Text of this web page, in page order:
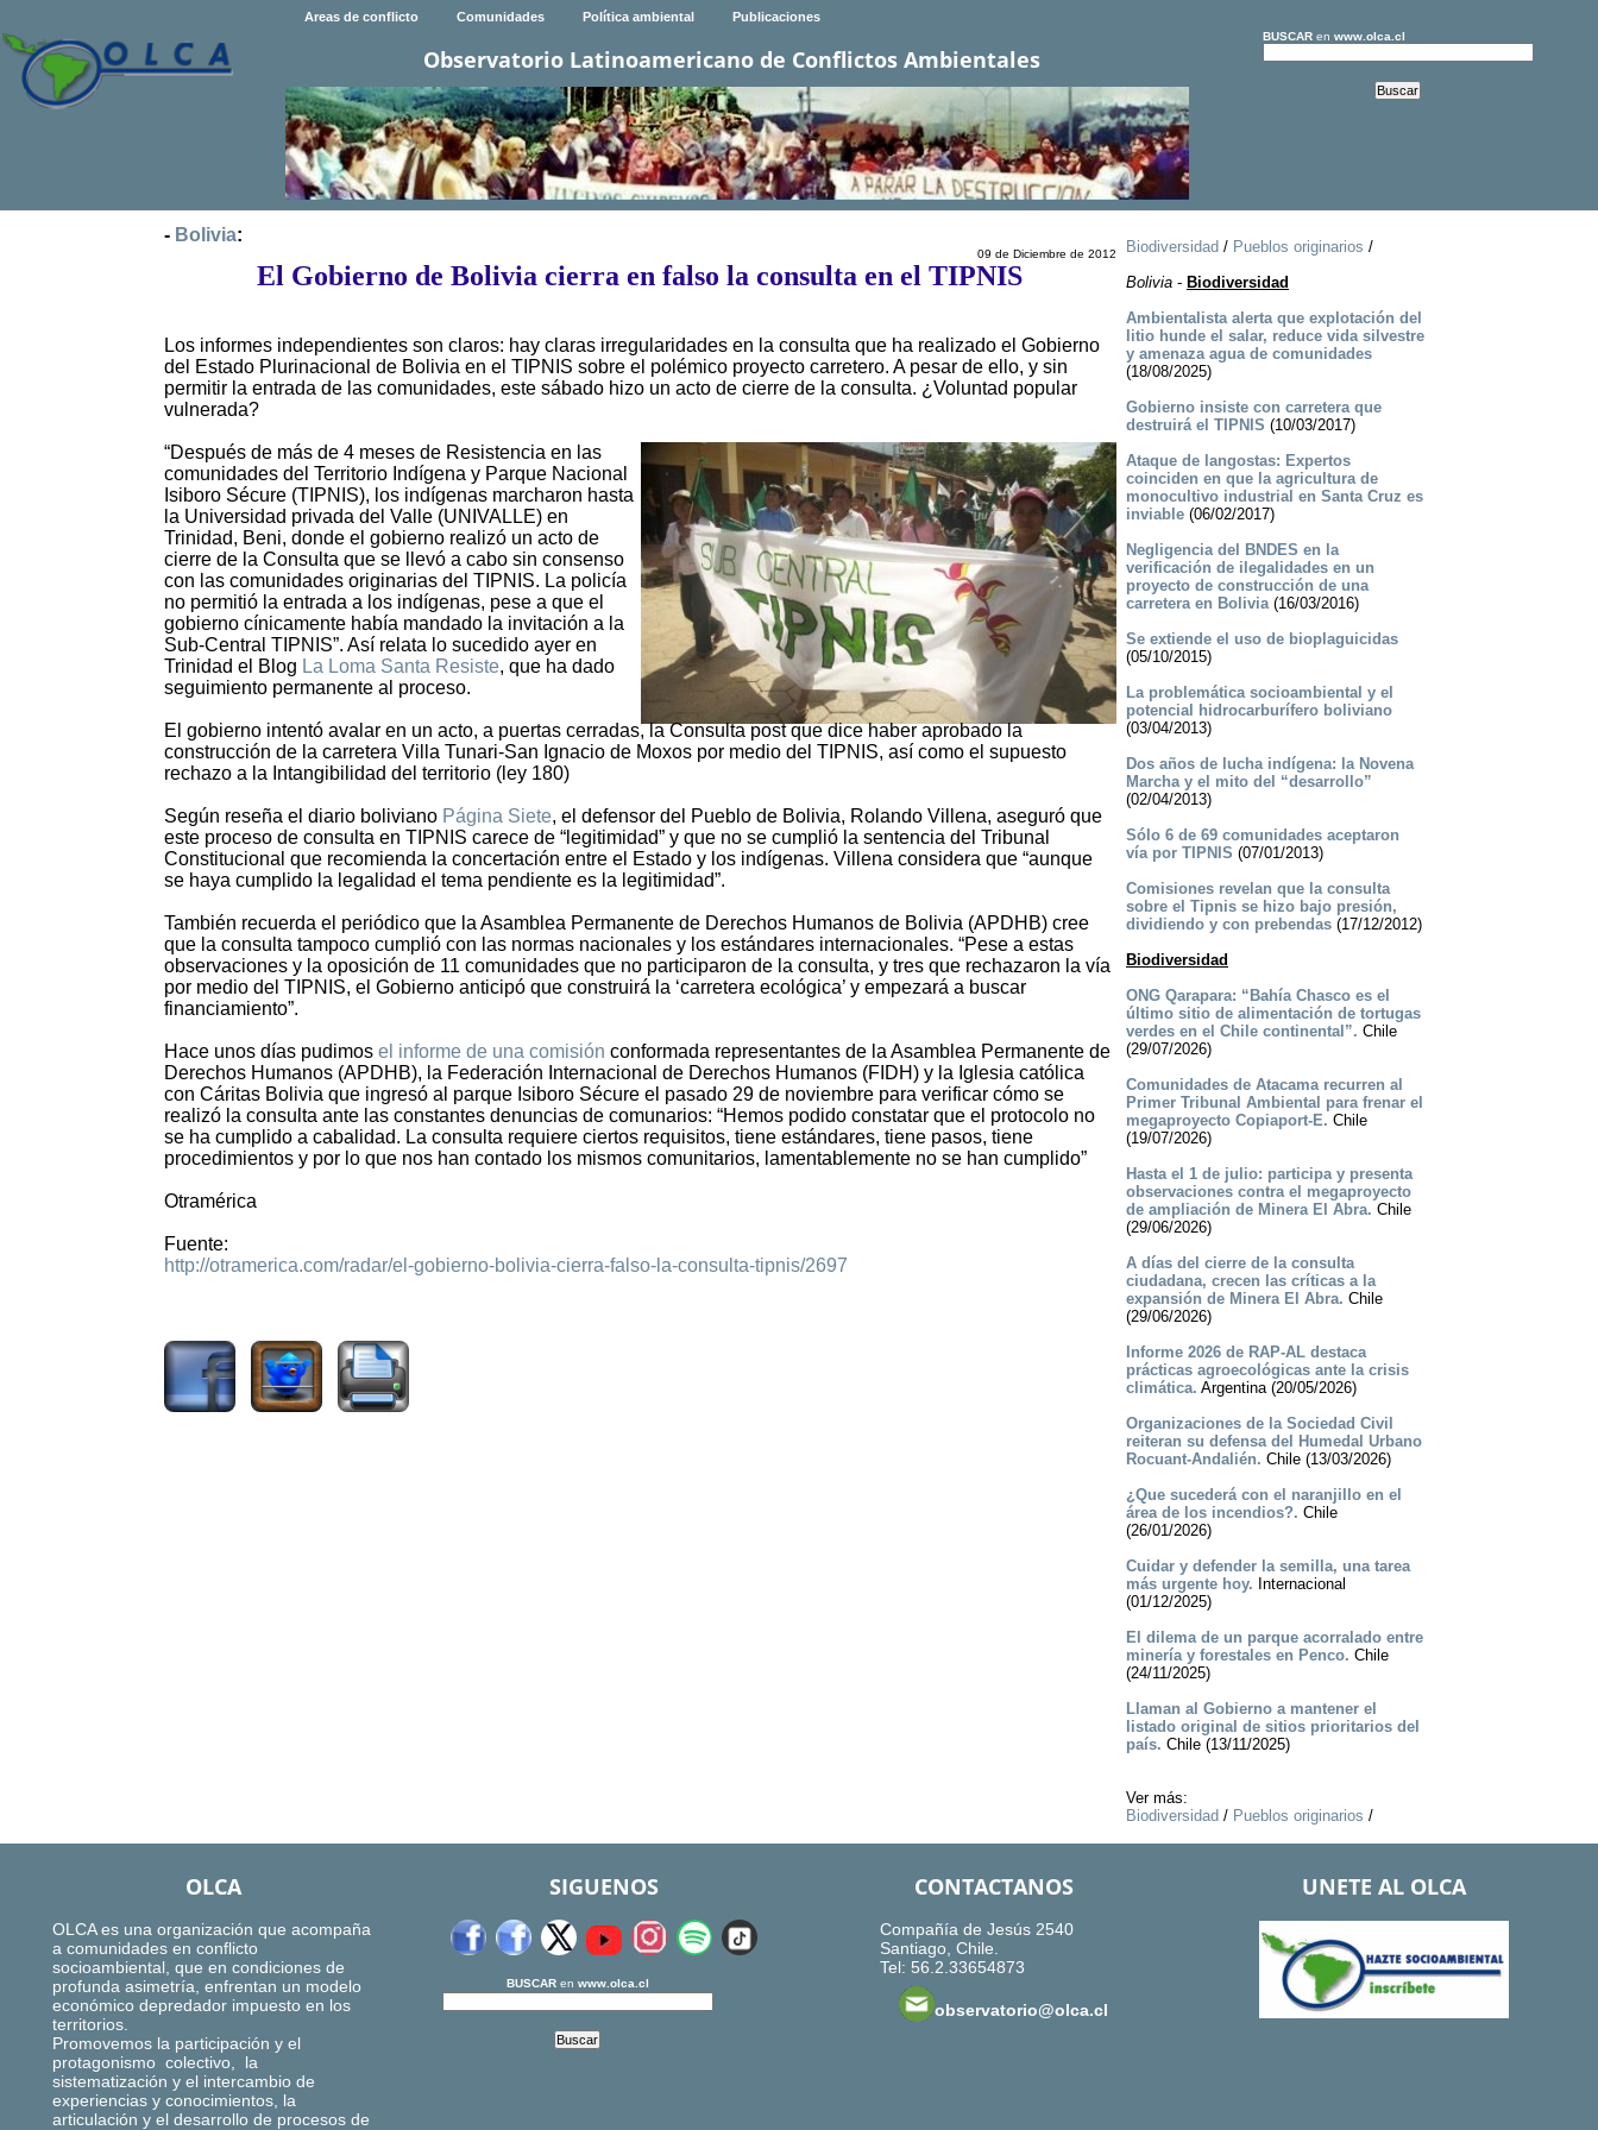
Areas de conflicto Comunidades Política ambiental Publicaciones
Observatorio Latinoamericano de Conflictos Ambientales
BUSCARen www.olca.cl
- Bolivia:
09 de Diciembre de 2012
El Gobierno de Bolivia cierra en falso la consulta en el TIPNIS
Los informes independientes son claros: hay claras irregularidades en la consulta que ha realizado el Gobierno
del Estado Plurinacional de Bolivia en el TIPNIS sobre el polémico proyecto carretero. A pesar de ello, y sin
permitir la entrada de las comunidades, este sábado hizo un acto de cierre de la consulta. ¿Voluntad popular
vulnerada?
“Después de más de 4 meses de Resistencia en las
comunidades del Territorio Indígena y Parque Nacional
Isiboro Sécure (TIPNIS), los indígenas marcharon hasta
la Universidad privada del Valle (UNIVALLE) en
Trinidad, Beni, donde el gobierno realizó un acto de
cierre de la Consulta que se llevó a cabo sin consenso
con las comunidades originarias del TIPNIS. La policía
no permitió la entrada a los indígenas, pese a que el
gobierno cínicamente había mandado la invitación a la
Sub-Central TIPNIS”. Así relata lo sucedido ayer en
Trinidad el Blog La Loma Santa Resiste, que ha dado
seguimiento permanente al proceso.
El gobierno intentó avalar en un acto, a puertas cerradas, la Consulta post que dice haber aprobado la
construcción de la carretera Villa Tunari-San Ignacio de Moxos por medio del TIPNIS, así como el supuesto
rechazo a la Intangibilidad del territorio (ley 180)
Según reseña el diario boliviano Página Siete, el defensor del Pueblo de Bolivia, Rolando Villena, aseguró que
este proceso de consulta en TIPNIS carece de “legitimidad” y que no se cumplió la sentencia del Tribunal
Constitucional que recomienda la concertación entre el Estado y los indígenas. Villena considera que “aunque
se haya cumplido la legalidad el tema pendiente es la legitimidad”.
También recuerda el periódico que la Asamblea Permanente de Derechos Humanos de Bolivia (APDHB) cree
que la consulta tampoco cumplió con las normas nacionales y los estándares internacionales. “Pese a estas
observaciones y la oposición de 11 comunidades que no participaron de la consulta, y tres que rechazaron la vía
por medio del TIPNIS, el Gobierno anticipó que construirá la ‘carretera ecológica’ y empezará a buscar
financiamiento”.
Hace unos días pudimos el informe de una comisión conformada representantes de la Asamblea Permanente de
Derechos Humanos (APDHB), la Federación Internacional de Derechos Humanos (FIDH) y la Iglesia católica
con Cáritas Bolivia que ingresó al parque Isiboro Sécure el pasado 29 de noviembre para verificar cómo se
realizó la consulta ante las constantes denuncias de comunarios: “Hemos podido constatar que el protocolo no
se ha cumplido a cabalidad. La consulta requiere ciertos requisitos, tiene estándares, tiene pasos, tiene
procedimientos y por lo que nos han contado los mismos comunitarios, lamentablemente no se han cumplido”
Otramérica
Fuente:
http://otramerica.com/radar/el-gobierno-bolivia-cierra-falso-la-consulta-tipnis/2697
Biodiversidad / Pueblos originarios /
Bolivia- Biodiversidad
Ambientalista alerta que explotación del
litio hunde el salar, reduce vida silvestre
y amenaza agua de comunidades
(18/08/2025)
Gobierno insiste con carretera que
destruirá el TIPNIS (10/03/2017)
Ataque de langostas: Expertos
coinciden en que la agricultura de
monocultivo industrial en Santa Cruz es
inviable(06/02/2017)
Negligencia del BNDES en la
verificación de ilegalidades en un
proyecto de construcción de una
carretera en Bolivia(16/03/2016)
Se extiende el uso de bioplaguicidas
(05/10/2015)
La problemática socioambiental y el
potencial hidrocarburífero boliviano
(03/04/2013)
Dos años de lucha indígena: la Novena
Marcha y el mito del “desarrollo”
(02/04/2013)
Sólo 6 de 69 comunidades aceptaron
vía por TIPNIS (07/01/2013)
Comisiones revelan que la consulta
sobre el Tipnis se hizo bajo presión,
dividiendo y con prebendas(17/12/2012)
Biodiversidad
ONG Qarapara: “Bahía Chasco es el
último sitio de alimentación de tortugas
verdes en el Chile continental”. Chile
(29/07/2026)
Comunidades de Atacama recurren al
Primer Tribunal Ambiental para frenar el
megaproyecto Copiaport-E. Chile
(19/07/2026)
Hasta el 1 de julio: participa y presenta
observaciones contra el megaproyecto
de ampliación de Minera El Abra. Chile
(29/06/2026)
A días del cierre de la consulta
ciudadana, crecen las críticas a la
expansión de Minera El Abra. Chile
(29/06/2026)
Informe 2026 de RAP-AL destaca
prácticas agroecológicas ante la crisis
climática. Argentina (20/05/2026)
Organizaciones de la Sociedad Civil
reiteran su defensa del Humedal Urbano
Rocuant-Andalién. Chile (13/03/2026)
¿Que sucederá con el naranjillo en el
área de los incendios?. Chile
(26/01/2026)
Cuidar y defender la semilla, una tarea
más urgente hoy. Internacional
(01/12/2025)
El dilema de un parque acorralado entre
minería y forestales en Penco. Chile
(24/11/2025)
Llaman al Gobierno a mantener el
listado original de sitios prioritarios del
país. Chile (13/11/2025)
Ver más:
Biodiversidad / Pueblos originarios /
OLCA
OLCA es una organización que acompaña
a comunidades en conflicto
socioambiental, que en condiciones de
profunda asimetría, enfrentan un modelo
económico depredador impuesto en los
territorios.
Promovemos la participación y el
protagonismo colectivo, la
sistematización y el intercambio de
experiencias y conocimientos, la
articulación y el desarrollo de procesos de
SIGUENOS
BUSCARen www.olca.cl
CONTACTANOS
Compañía de Jesús 2540
Santiago, Chile.
Tel: 56.2.33654873
observatorio@olca.cl
UNETE AL OLCA